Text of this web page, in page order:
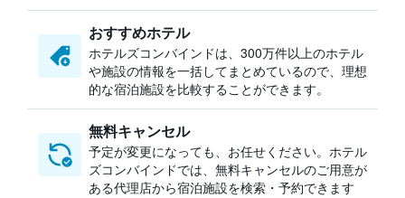
おすすめホテル
ホテルズコンバインドは、300万件以上のホテル
や施設の情報を一括してまとめているので、理想
的な宿泊施設を比較することができます。
無料キャンセル
予定が変更になっても、お任せください。ホテル
ズコンバインドでは、無料キャンセルのご用意が
ある代理店から宿泊施設を検索・予約できます